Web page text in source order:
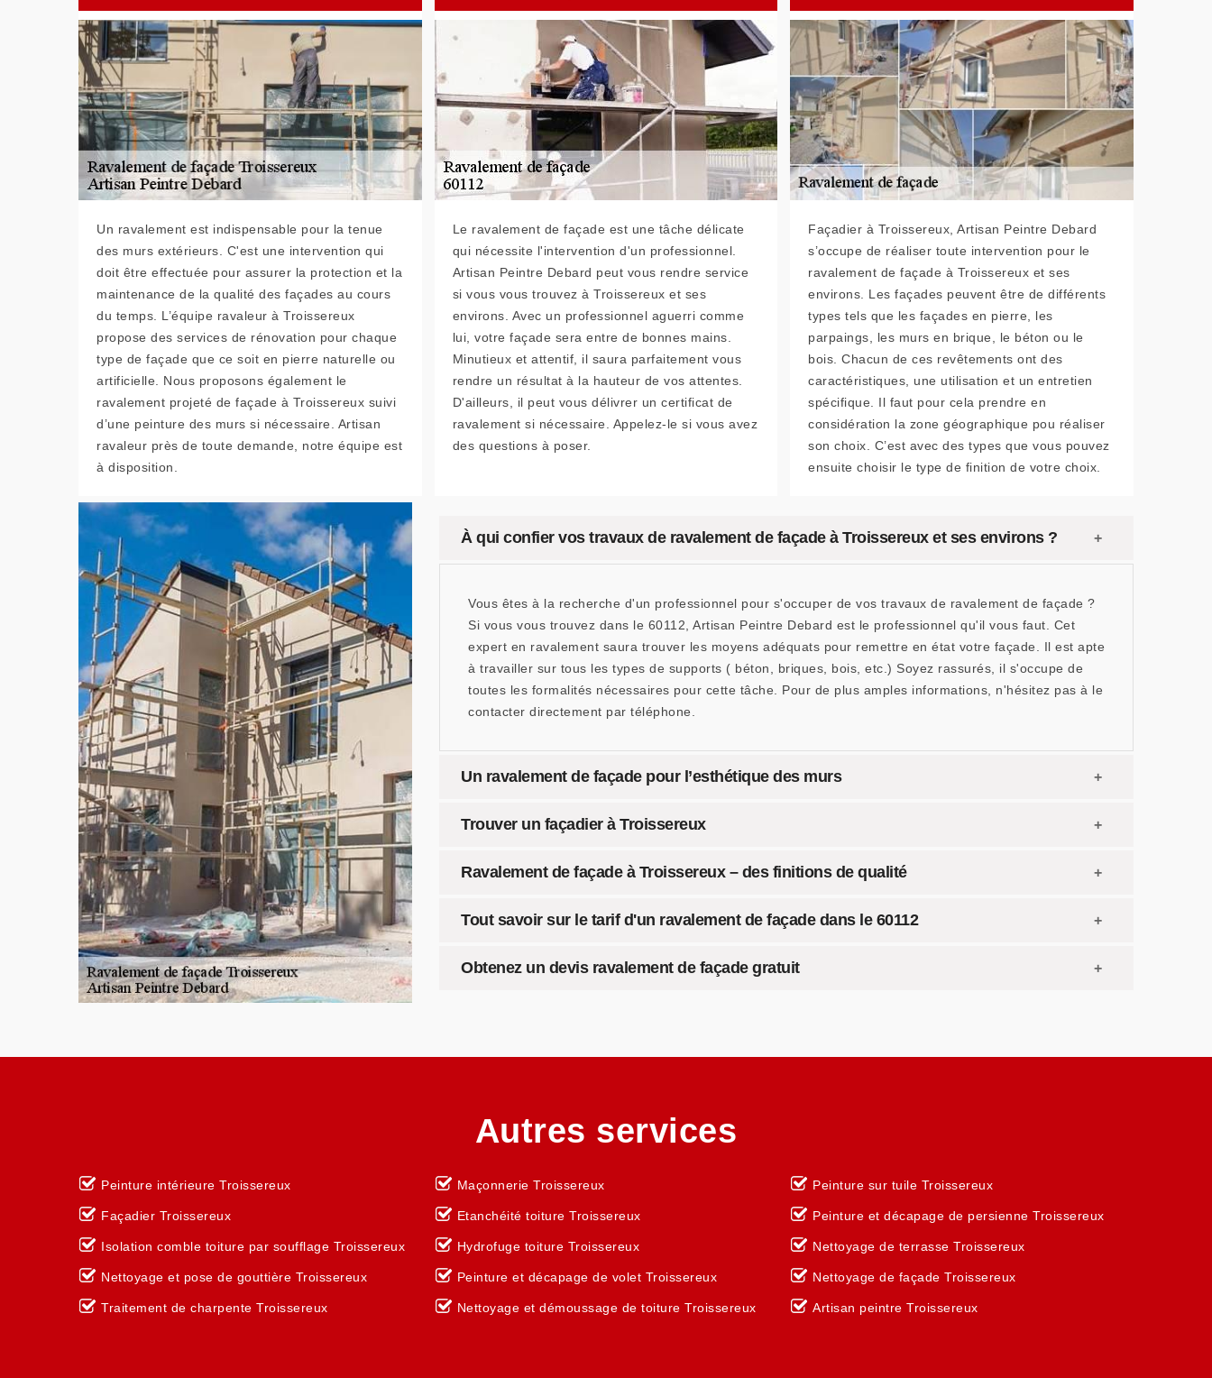
Un ravalement est indispensable pour la tenue
des murs extérieurs. C'est une intervention qui
doit être effectuée pour assurer la protection et la
maintenance de la qualité des façades au cours
du temps. L’équipe ravaleur à Troissereux
propose des services de rénovation pour chaque
type de façade que ce soit en pierre naturelle ou
artificielle. Nous proposons également le
ravalement projeté de façade à Troissereux suivi
d’une peinture des murs si nécessaire. Artisan
ravaleur près de toute demande, notre équipe est
à disposition.
Le ravalement de façade est une tâche délicate
qui nécessite l'intervention d'un professionnel.
Artisan Peintre Debard peut vous rendre service
si vous vous trouvez à Troissereux et ses
environs. Avec un professionnel aguerri comme
lui, votre façade sera entre de bonnes mains.
Minutieux et attentif, il saura parfaitement vous
rendre un résultat à la hauteur de vos attentes.
D'ailleurs, il peut vous délivrer un certificat de
ravalement si nécessaire. Appelez-le si vous avez
des questions à poser.
Façadier à Troissereux, Artisan Peintre Debard
s’occupe de réaliser toute intervention pour le
ravalement de façade à Troissereux et ses
environs. Les façades peuvent être de différents
types tels que les façades en pierre, les
parpaings, les murs en brique, le béton ou le
bois. Chacun de ces revêtements ont des
caractéristiques, une utilisation et un entretien
spécifique. Il faut pour cela prendre en
considération la zone géographique pou réaliser
son choix. C’est avec des types que vous pouvez
ensuite choisir le type de finition de votre choix.
À qui confier vos travaux de ravalement de façade à Troissereux et ses environs ?
Vous êtes à la recherche d'un professionnel pour s'occuper de vos travaux de ravalement de façade ?
Si vous vous trouvez dans le 60112, Artisan Peintre Debard est le professionnel qu'il vous faut. Cet
expert en ravalement saura trouver les moyens adéquats pour remettre en état votre façade. Il est apte
à travailler sur tous les types de supports ( béton, briques, bois, etc.) Soyez rassurés, il s'occupe de
toutes les formalités nécessaires pour cette tâche. Pour de plus amples informations, n'hésitez pas à le
contacter directement par téléphone.
Un ravalement de façade pour l’esthétique des murs
Trouver un façadier à Troissereux
Ravalement de façade à Troissereux – des finitions de qualité
Tout savoir sur le tarif d'un ravalement de façade dans le 60112
Obtenez un devis ravalement de façade gratuit
Autres services
Peinture intérieure Troissereux
Façadier Troissereux
Isolation comble toiture par soufflage Troissereux
Nettoyage et pose de gouttière Troissereux
Traitement de charpente Troissereux
Maçonnerie Troissereux
Etanchéité toiture Troissereux
Hydrofuge toiture Troissereux
Peinture et décapage de volet Troissereux
Nettoyage et démoussage de toiture Troissereux
Peinture sur tuile Troissereux
Peinture et décapage de persienne Troissereux
Nettoyage de terrasse Troissereux
Nettoyage de façade Troissereux
Artisan peintre Troissereux